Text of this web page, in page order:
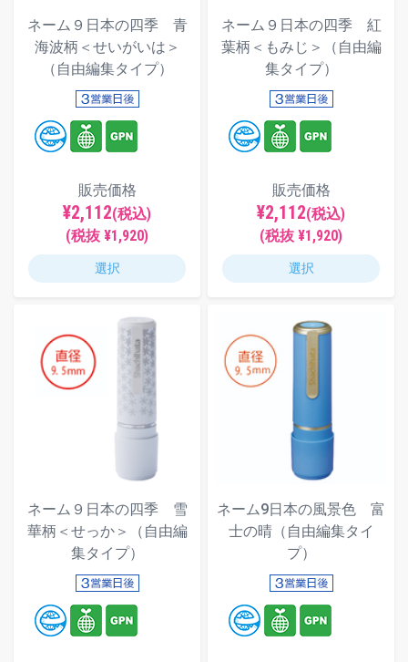
ネーム９日本の四季 青
海波柄＜せいがいは＞
（自由編集タイプ）
販売価格
¥2,112(税込)
(税抜 ¥1,920)
選択
ネーム９日本の四季 紅
葉柄＜もみじ＞（自由編
集タイプ）
販売価格
¥2,112(税込)
(税抜 ¥1,920)
選択
ネーム９日本の四季 雪
華柄＜せっか＞（自由編
集タイプ）
ネーム9日本の風景色 富
士の晴（自由編集タイ
プ）